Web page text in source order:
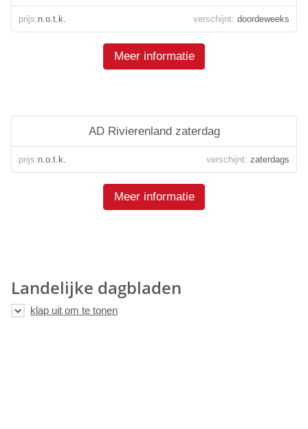
prijs:n.o.t.k. verschijnt: doordeweeks
Meer informatie
AD Rivierenland zaterdag
prijs:n.o.t.k. verschijnt: zaterdags
Meer informatie
Landelijke dagbladen